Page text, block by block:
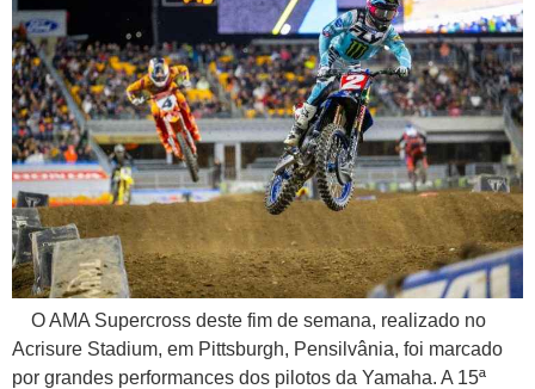
O AMA Supercross deste fim de semana, realizado no
Acrisure Stadium, em Pittsburgh, Pensilvânia, foi marcado
por grandes performances dos pilotos da Yamaha. A 15ª